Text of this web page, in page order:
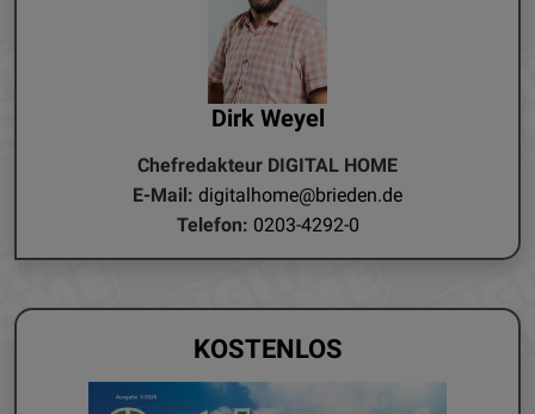
Dirk Weyel
Chefredakteur DIGITAL HOME
E-Mail: digitalhome@brieden.de
Telefon: 0203-4292-0
KOSTENLOS